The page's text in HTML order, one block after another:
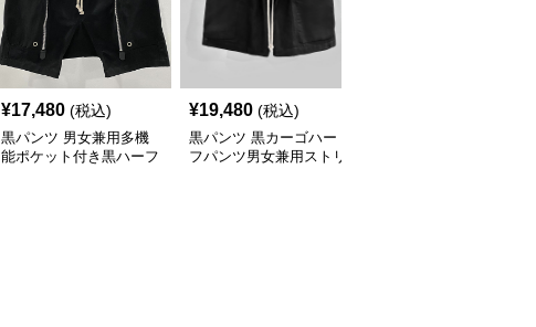
¥17,480 (税込)
黒パンツ 男女兼用多機
能ポケット付き黒ハーフ
¥19,480 (税込)
黒パンツ 黒カーゴハー
フパンツ男女兼用ストリ